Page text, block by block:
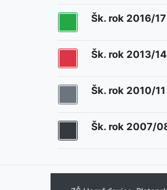
Šk. rok 2016/17
Šk. rok 2013/14
Šk. rok 2010/11
Šk. rok 2007/